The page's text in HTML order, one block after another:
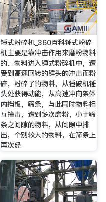
锤式粉碎机_360百科锤式粉碎
机主要是靠冲击作用来磨粉物料
的。物料进入锤式粉碎机中，遭
受到高速回转的锤头的冲击而粉
碎，粉碎了的物料，从锤破机锤
头处获得动能，从高速冲向架体
内挡板，筛条，与此同时物料相
互撞击，遭到多次磨粉，小于筛
条之间隙的物料，从间隙中排
出，个别较大的物料，在筛条上
再次经